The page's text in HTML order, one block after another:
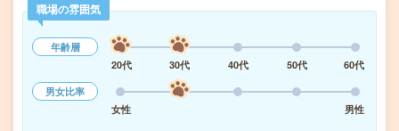
職場の雰囲気
年齢層
20代
30代 40代 50代
60代
男女比率
女性
男性